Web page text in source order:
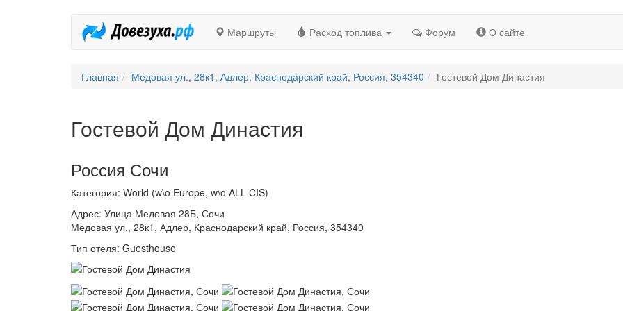
Маршруты Расход топлива Форум О сайте
Главная Медовая ул., 28к1, Адлер, Краснодарский край, Россия, 354340 Гостевой Дом Династия
Гостевой Дом Династия
Россия Сочи
Категория: World (w\o Europe, w\o ALL CIS)
Адрес: Улица Медовая 28Б, Сочи
Медовая ул., 28к1, Адлер, Краснодарский край, Россия, 354340
Тип отеля: Guesthouse